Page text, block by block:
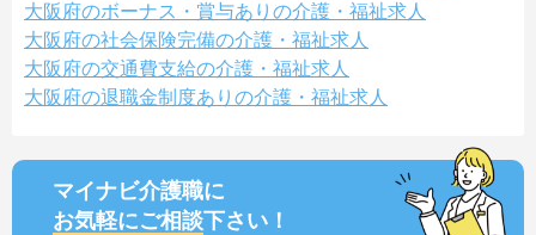
大阪府のボーナス・賞与ありの介護・福祉求人
大阪府の社会保険完備の介護・福祉求人
大阪府の交通費支給の介護・福祉求人
大阪府の退職金制度ありの介護・福祉求人
マイナビ介護職に
お気軽にご相談下さい！